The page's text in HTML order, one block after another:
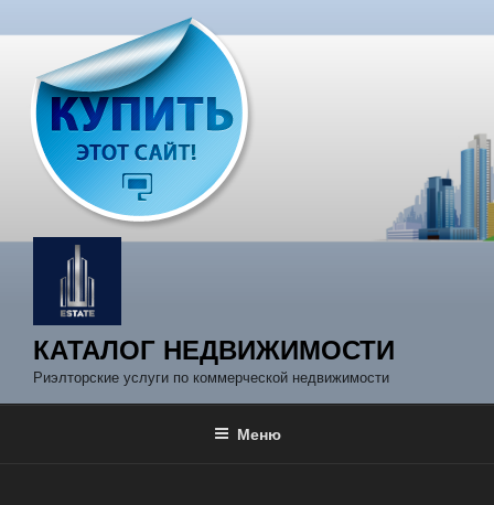
к
содержимому
КАТАЛОГ НЕДВИЖИМОСТИ
Риэлторские услуги по коммерческой недвижимости
Меню